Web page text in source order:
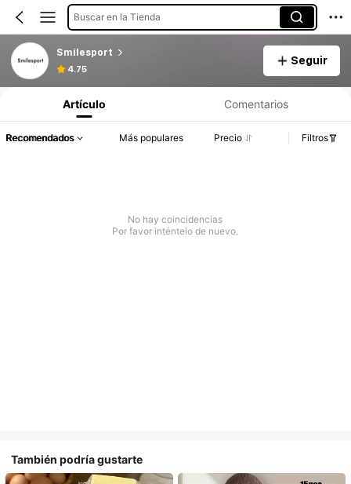
Buscar en la Tienda
Smilesport
4.75
Seguir
Artículo Comentarios
Recomendados Más populares Precio Filtros
No hay coincidencias
Por favor inténtelo de nuevo.
También podría gustarte